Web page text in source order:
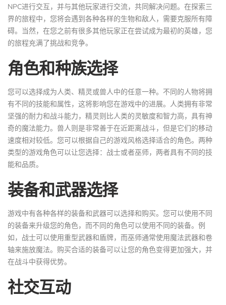
NPC进行交互，并与其他玩家进行交流，共同解决问题。在探索三
界的旅程中，您将会遇到各种各样的生物和敌人，需要克服所有障
碍。当然，在您之前有很多其他玩家正在尝试成为最初的英雄，您
的旅程充满了挑战和竞争。
角色和种族选择
您可以选择成为人类、精灵或兽人中的任意一种。不同的人物将拥
有不同的技能和属性，这将影响您在游戏中的进展。人类拥有非常
坚强的耐力和战斗能力，精灵则比人类的灵敏度和智力高，具有神
奇的魔法能力。兽人则是非常善于在近距离战斗，但是它们的移动
速度相对较低。您可以根据自己的游戏风格选择适合的角色。两种
类型的游戏角色可以让您选择：战士或者巫师，两者具有不同的技
能和品质。
装备和武器选择
游戏中有各种各样的装备和武器可以选择和购买。您可以使用不同
的装备来升级您的角色，而不同的角色可以使用不同的装备。例
如，战士可以使用重型武器和盾牌，而巫师通常使用魔法武器和卷
轴来施放魔法。购买合适的装备可以让您的角色变得更加强大，并
在战斗中获得优势。
社交互动